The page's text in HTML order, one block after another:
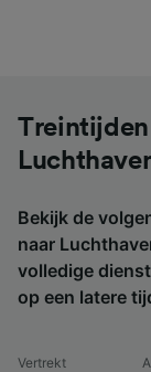
Treintijden
Bekijk de
naar
volledige
op een latere
Vertrekt